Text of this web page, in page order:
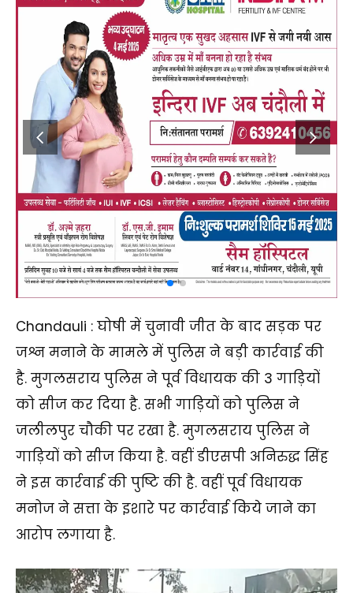
Chandauli : घोषी में चुनावी जीत के बाद सड़क पर
जश्न मनाने के मामले में पुलिस ने बड़ी कार्रवाई की
है. मुगलसराय पुलिस ने पूर्व विधायक की 3 गाड़ियों
को सीज कर दिया है. सभी गाड़ियों को पुलिस ने
जलीलपुर चौकी पर रखा है. मुगलसराय पुलिस ने
गाड़ियों को सीज किया है. वहीं डीएसपी अनिरुद्ध सिंह
ने इस कार्रवाई की पुष्टि की है. वहीं पूर्व विधायक
मनोज ने सत्ता के इशारे पर कार्रवाई किये जाने का
आरोप लगाया है.